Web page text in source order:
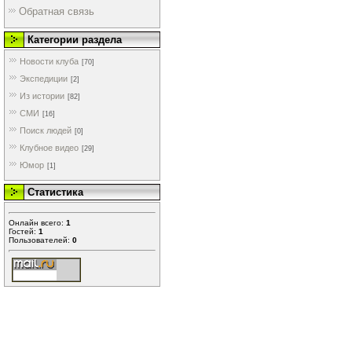
Обратная связь
Категории раздела
Новости клуба [70]
Экспедиции [2]
Из истории [82]
СМИ [16]
Поиск людей [0]
Клубное видео [29]
Юмор [1]
Статистика
Онлайн всего: 1
Гостей: 1
Пользователей: 0